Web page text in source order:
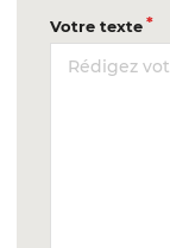
Votre texte